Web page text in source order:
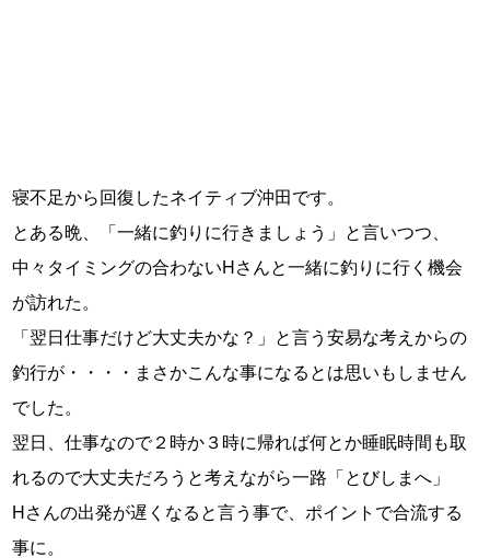
寝不足から回復したネイティブ沖田です。
とある晩、「一緒に釣りに行きましょう」と言いつつ、
中々タイミングの合わないHさんと一緒に釣りに行く機会
が訪れた。
「翌日仕事だけど大丈夫かな？」と言う安易な考えからの
釣行が・・・・まさかこんな事になるとは思いもしません
でした。
翌日、仕事なので２時か３時に帰れば何とか睡眠時間も取
れるので大丈夫だろうと考えながら一路「とびしまへ」
Hさんの出発が遅くなると言う事で、ポイントで合流する
事に。